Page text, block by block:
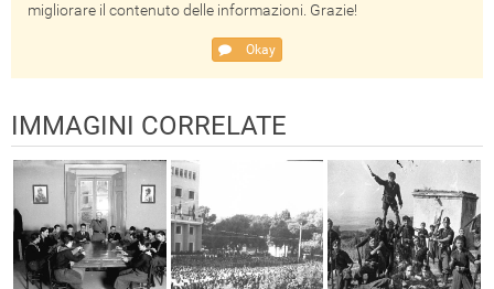
migliorare il contenuto delle informazioni. Grazie!
Okay
IMMAGINI CORRELATE